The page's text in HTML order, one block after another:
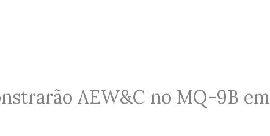
AEW&C no MQ-9B em